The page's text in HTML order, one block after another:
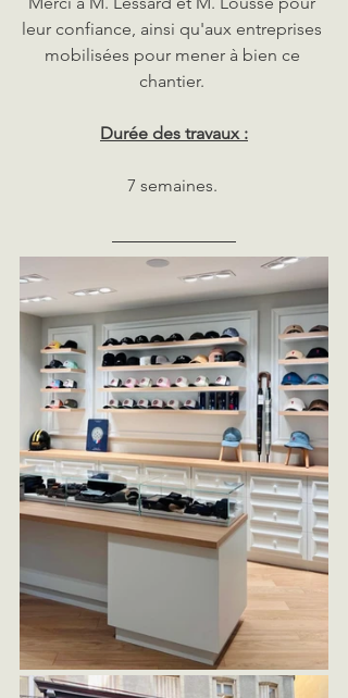
leur confiance, ainsi qu'aux entreprises
mobilisées pour mener à bien ce
chantier.
Durée des travaux :
7 semaines.